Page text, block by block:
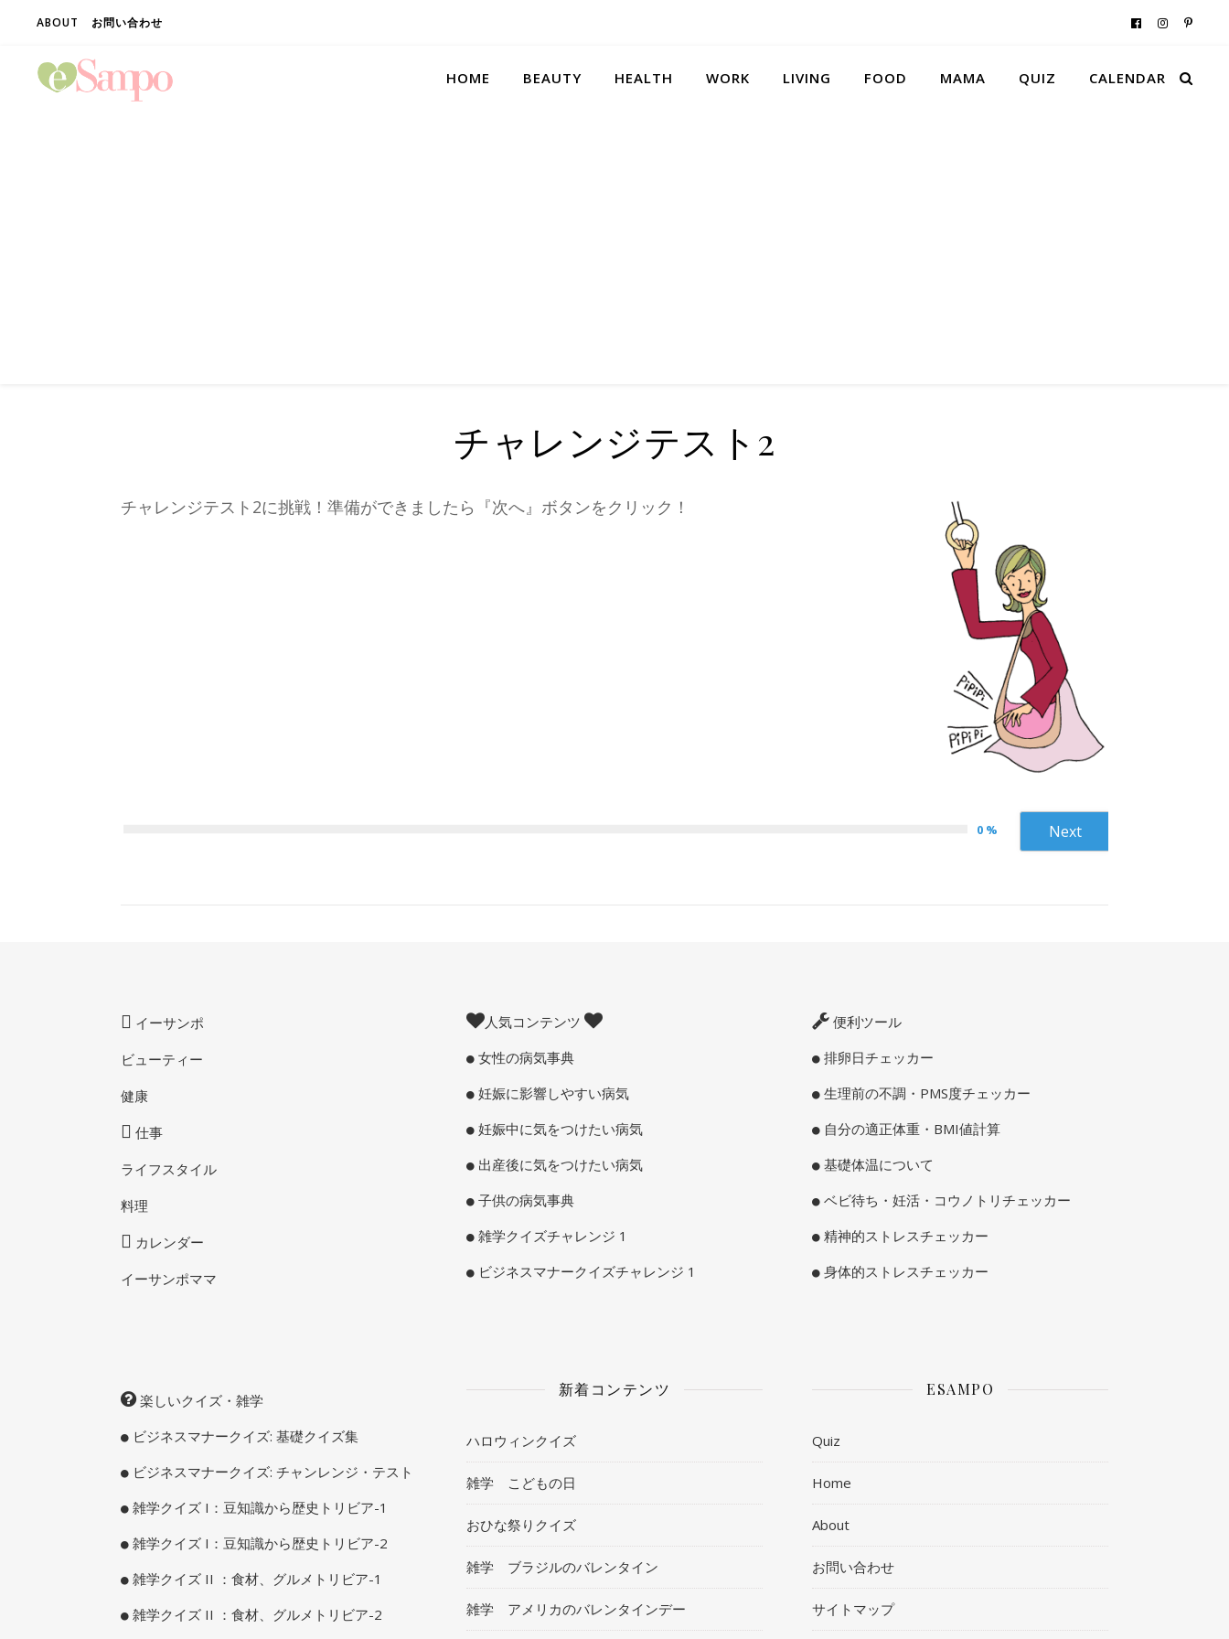
ABOUT お問い合わせ
HOME BEAUTY HEALTH WORK LIVING FOOD MAMA QUIZ CALENDAR
チャレンジテスト2
チャレンジテスト2に挑戦！準備ができましたら『次へ』ボタンをクリック！
0 % Next
イーサンポ
ビューティー
健康
仕事
ライフスタイル
料理
カレンダー
イーサンポママ
人気コンテンツ
女性の病気事典
妊娠に影響しやすい病気
妊娠中に気をつけたい病気
出産後に気をつけたい病気
子供の病気事典
雑学クイズチャレンジ 1
ビジネスマナークイズチャレンジ 1
便利ツール
排卵日チェッカー
生理前の不調・PMS度チェッカー
自分の適正体重・BMI値計算
基礎体温について
ベビ待ち・妊活・コウノトリチェッカー
精神的ストレスチェッカー
身体的ストレスチェッカー
楽しいクイズ・雑学
ビジネスマナークイズ: 基礎クイズ集
ビジネスマナークイズ: チャンレンジ・テスト
雑学クイズ I：豆知識から歴史トリビア-1
雑学クイズ I：豆知識から歴史トリビア-2
雑学クイズ II ：食材、グルメトリビア-1
雑学クイズ II ：食材、グルメトリビア-2
新着コンテンツ
ハロウィンクイズ
雑学 こどもの日
おひな祭りクイズ
雑学 ブラジルのバレンタイン
雑学 アメリカのバレンタインデー
ESAMPO
Quiz
Home
About
お問い合わせ
サイトマップ